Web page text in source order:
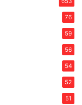
76
59
56
54
52
51